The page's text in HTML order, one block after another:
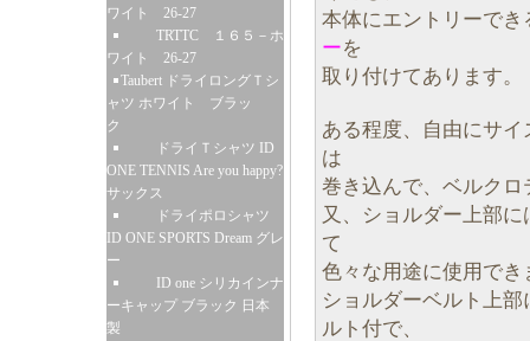
ワイト 26-27
TRTTC １６５－ホ
ワイト 26-27
Taubert ドライロングＴシ
ャツ ホワイト ブラッ
ク
ドライＴシャツ ID
ONE TENNIS Are you happy?
サックス
ドライポロシャツ
ID ONE SPORTS Dream グレ
ー
ID one シリカインナ
ーキャップ ブラック 日本
製
本体にエントリーでき
ーを
取り付けてあります。
ある程度、自由にサ
は
巻き込んで、ベルク
又、ショルダー上部に
て
色々な用途に使用でき
ショルダーベルト上
ルト付で、